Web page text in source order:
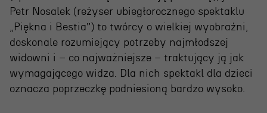
Edukacja
Wydarzenia
Oferta edukacyjna
Petr Nosalek (reżyser ubiegłorocznego spektaklu
„Piękna i Bestia”) to twórcy o wielkiej wyobraźni,
doskonale rozumiejący potrzeby najmłodszej
widowni i – co najważniejsze – traktujący ją jak
wymagającego widza. Dla nich spektakl dla dzieci
oznacza poprzeczkę podniesioną bardzo wysoko.